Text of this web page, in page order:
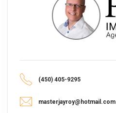
(450) 405-9295
masterjayroy@hotmail.com